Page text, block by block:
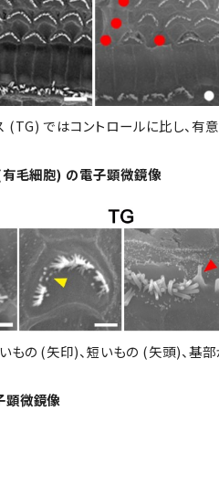
毛細胞) の電子顕微鏡像
ではコントロールに比し、有
顕微鏡像
の (矢印)、短いもの (矢頭)、基